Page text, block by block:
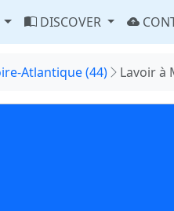
DISCOVER
Atlantique (44) Lavoir à